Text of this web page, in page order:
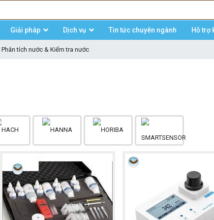
Giải pháp Dịch vụ Tin tức chuyên ngành Hỗ trợ
Phân tích nước & Kiểm tra nước